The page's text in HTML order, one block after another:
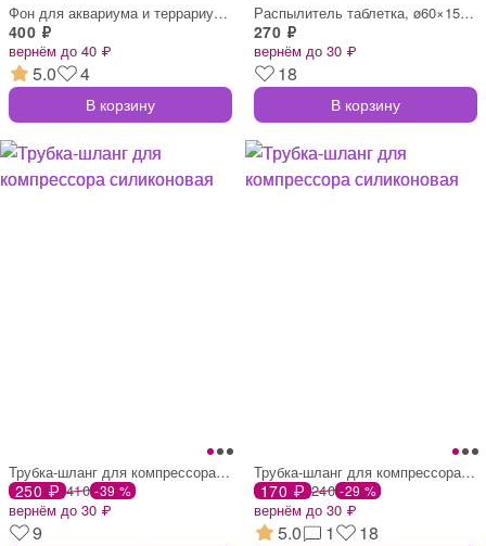
Фон для аквариума и террариума, 40×75 см
400 ₽
вернём до 40 ₽
5.0 4
В корзину
Распылитель таблетка, ø60×15 мм
270 ₽
вернём до 30 ₽
18
В корзину
Трубка-шланг для компрессора силиконовая
250 ₽ 410 -39 %
вернём до 30 ₽
9
Трубка-шланг для компрессора силиконовая
170 ₽ 240 -29 %
вернём до 30 ₽
5.0 1 18